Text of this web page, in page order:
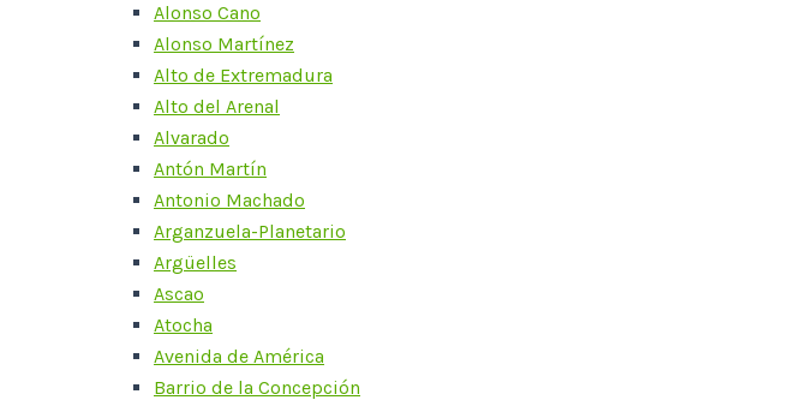
Alonso Cano
Alonso Martínez
Alto de Extremadura
Alto del Arenal
Alvarado
Antón Martín
Antonio Machado
Arganzuela-Planetario
Argüelles
Ascao
Atocha
Avenida de América
Barrio de la Concepción